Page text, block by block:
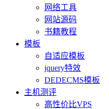
网络工具
网站源码
书籍教程
模板
自适应模板
jquery特效
DEDECMS模板
主机测评
高性价比VPS